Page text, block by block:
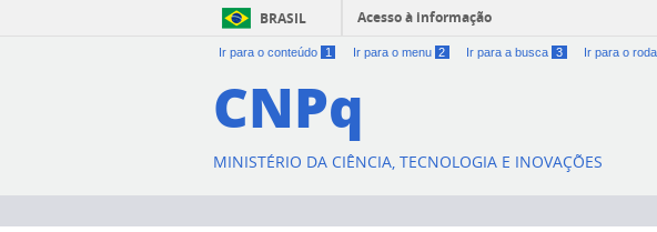
BRASIL Acesso à informação
Ir para o conteúdo 1 Ir para o menu 2 Ir para a busca 3 Ir para o
CNPq
MINISTÉRIO DA CIÊNCIA, TECNOLOGIA E INOVAÇÕES